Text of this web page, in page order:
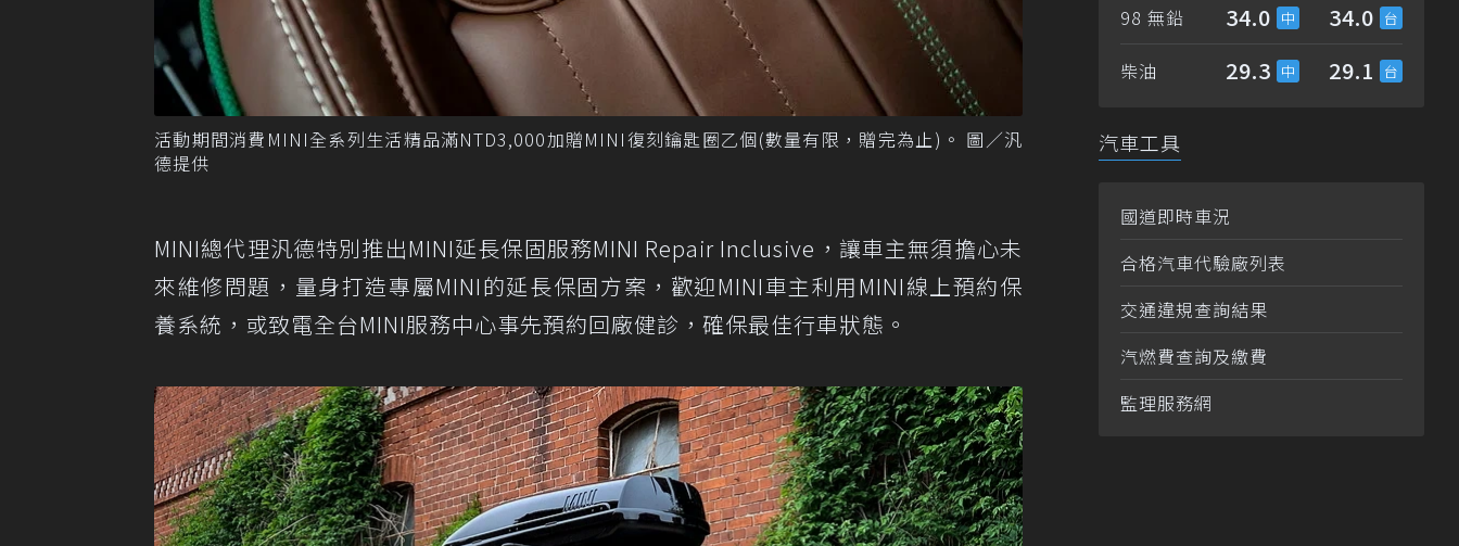
活動期間消費MINI全系列生活精品滿NTD3,000加贈MINI復刻鑰匙圈乙個(數量有限，贈完為止)。 圖／汎
德提供
MINI總代理汎德特別推出MINI延長保固服務MINI Repair Inclusive，讓車主無須擔心未
來維修問題，量身打造專屬MINI的延長保固方案，歡迎MINI車主利用MINI線上預約保
養系統，或致電全台MINI服務中心事先預約回廠健診，確保最佳行車狀態。
98 無鉛 34.0 34.0
柴油 29.3 29.1
汽車工具
國道即時車況
合格汽車代驗廠列表
交通違規查詢結果
汽燃費查詢及繳費
監理服務網